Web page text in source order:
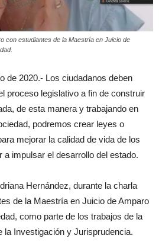
con estudiantes de la Maestría en Juicio de
de 2020.- Los ciudadanos deben
proceso legislativo a fin de construir
de esta manera y trabajando en
podremos crear leyes o
mejorar la calidad de vida de los
impulsar el desarrollo del estado.
Hernández, durante la charla
de la Maestría en Juicio de Amparo
como parte de los trabajos de la
la Investigación y Jurisprudencia.